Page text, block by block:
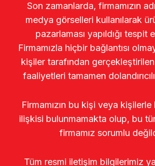
Son zamanlarda, firmamızın
medya görselleri kullanılarak
pazarlaması yapıldığı tespit
Firmamızla hiçbir bağlantısı
kişiler tarafından
faaliyetleri tamamen
Firmamızın bu kişi veya
ilişkisi bulunmamakta olup, bu
firmamız sorumlu
Tüm resmi iletişim bilgilerimiz